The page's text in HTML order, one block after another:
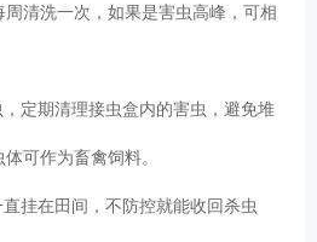
清洗一次，如果是害虫高峰，可相
定期清理接虫盒内的害虫，避免堆
可作为畜禽饲料。
挂在田间，不防控就能收回杀虫